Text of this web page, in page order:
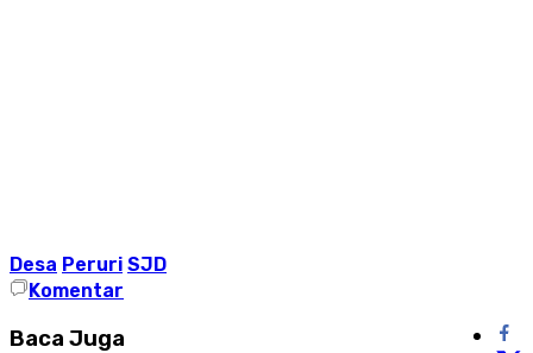
Desa Peruri SJD
Komentar
Baca Juga